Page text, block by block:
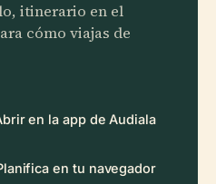
itinerario en el
cómo viajas de
en la app de Audiala
en tu navegador